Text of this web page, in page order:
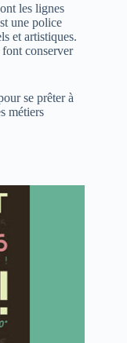
les lignes
une police
et artistiques.
conserver
se prêter à
métiers